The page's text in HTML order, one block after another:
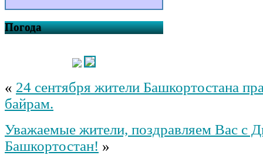
Погода
« 24 сентября жители Башкортостана
байрам.
Уважаемые жители, поздравляем Вас с
Башкортостан! »